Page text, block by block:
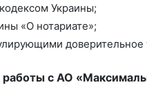
Украины;
«О нотариате»;
с АО